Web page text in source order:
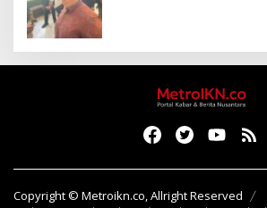
Copyright © Metroikn.co, Allright Reserved